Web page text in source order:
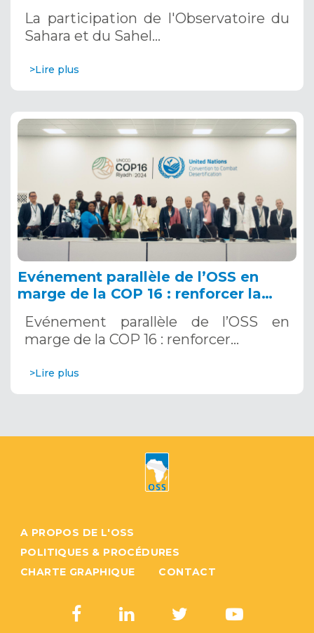
Saoudite
La participation de l'Observatoire du
Sahara et du Sahel…
>Lire plus
Evénement parallèle de l’OSS en
marge de la COP 16 : renforcer la
Systèmes d’Alerte Précoce
Multirisques. 12 décembre 2024
Evénement parallèle de l’OSS en
marge de la COP 16 : renforcer…
>Lire plus
A PROPOS DE L'OSS
POLITIQUES & PROCÉDURES
CHARTE GRAPHIQUE
CONTACT